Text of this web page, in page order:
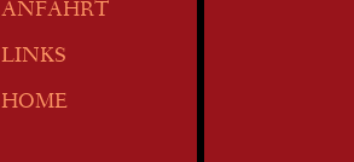
ANFAHRT
LINKS
HOME